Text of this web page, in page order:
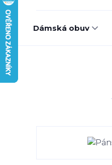
Dámská obuv